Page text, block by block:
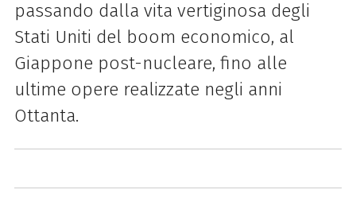
passando dalla vita vertiginosa degli
Stati Uniti del boom economico, al
Giappone post-nucleare, fino alle
ultime opere realizzate negli anni
Ottanta.